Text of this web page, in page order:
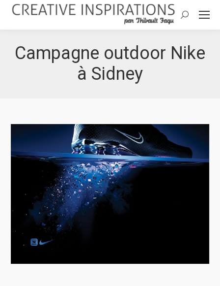
Search:
Campagne outdoor Nike
à Sidney